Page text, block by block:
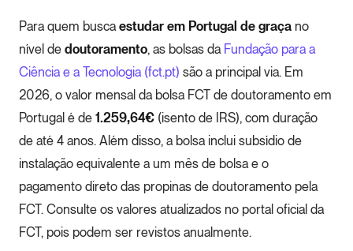
Para quem busca estudar em Portugal de graça no
nível de doutoramento , as bolsas da Fundação para a
Ciência e a Tecnologia (fct.pt) são a principal via. Em
2026, o valor mensal da bolsa FCT de doutoramento em
Portugal é de 1.259,64€ (isento de IRS), com duração
de até 4 anos. Além disso, a bolsa inclui subsídio de
instalação equivalente a um mês de bolsa e o
pagamento direto das propinas de doutoramento pela
FCT. Consulte os valores atualizados no portal oficial da
FCT, pois podem ser revistos anualmente.